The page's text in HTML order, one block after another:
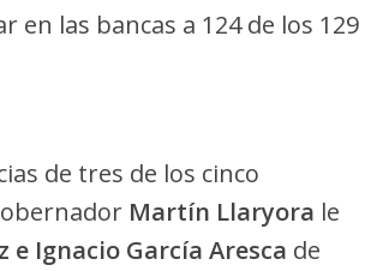
en las bancas a 124 de los 129
de tres de los cinco
Martín Llaryora le
Ignacio García Aresca de